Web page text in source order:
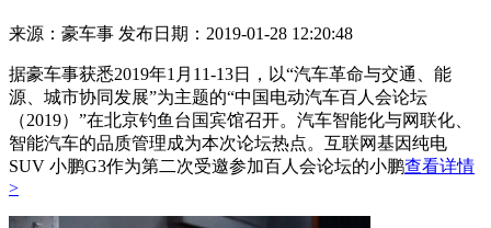
来源：豪车事 发布日期：2019-01-28 12:20:48
据豪车事获悉2019年1月11-13日，以“汽车革命与交通、能
源、城市协同发展”为主题的“中国电动汽车百人会论坛
（2019）”在北京钓鱼台国宾馆召开。汽车智能化与网联化、
智能汽车的品质管理成为本次论坛热点。互联网基因纯电
SUV 小鹏G3作为第二次受邀参加百人会论坛的小鹏查看详情
>